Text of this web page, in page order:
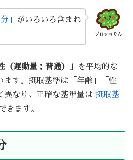
ブロッコりん
」
がいろいろ含まれ
（運動量：普通）」
を平均的な
ます。摂取基準は「年齢」「性
異なり、正確な基準量は 摂取基
きます。